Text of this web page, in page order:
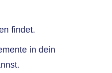
findet.
in dein